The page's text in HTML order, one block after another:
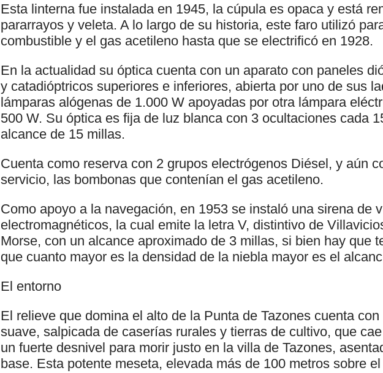
Esta linterna fue instalada en 1945, la cúpula es opaca y está
pararrayos y veleta. A lo largo de su historia, este faro utilizó
combustible y el gas acetileno hasta que se electrificó en 1928.
En la actualidad su óptica cuenta con un aparato con paneles
y catadióptricos superiores e inferiores, abierta por uno de sus
lámparas alógenas de 1.000 W apoyadas por otra lámpara
500 W. Su óptica es fija de luz blanca con 3 ocultaciones cada
alcance de 15 millas.
Cuenta como reserva con 2 grupos electrógenos Diésel, y aún
servicio, las bombonas que contenían el gas acetileno.
Como apoyo a la navegación, en 1953 se instaló una sirena de
electromagnéticos, la cual emite la letra V, distintivo de
Morse, con un alcance aproximado de 3 millas, si bien hay que
que cuanto mayor es la densidad de la niebla mayor es el
El entorno
El relieve que domina el alto de la Punta de Tazones cuenta
suave, salpicada de caserías rurales y tierras de cultivo, que
un fuerte desnivel para morir justo en la villa de Tazones,
base. Esta potente meseta, elevada más de 100 metros sobre